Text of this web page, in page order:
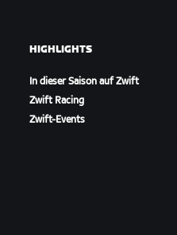
HIGHLIGHTS
In dieser Saison auf Zwift
Zwift Racing
Zwift-Events